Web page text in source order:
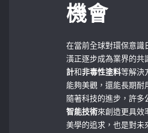
機會
在當前全球對環保意識
潢正逐步成為業界的共
計和非毒性塗料等解決
能夠美觀，還能長期耐
隨著科技的進步，許多
智能技術來創造更具效
美學的追求，也是對未